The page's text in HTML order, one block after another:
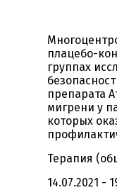
плацебо-
группах
препарата
мигрени у
которых
Терапия
14.07.2021 -